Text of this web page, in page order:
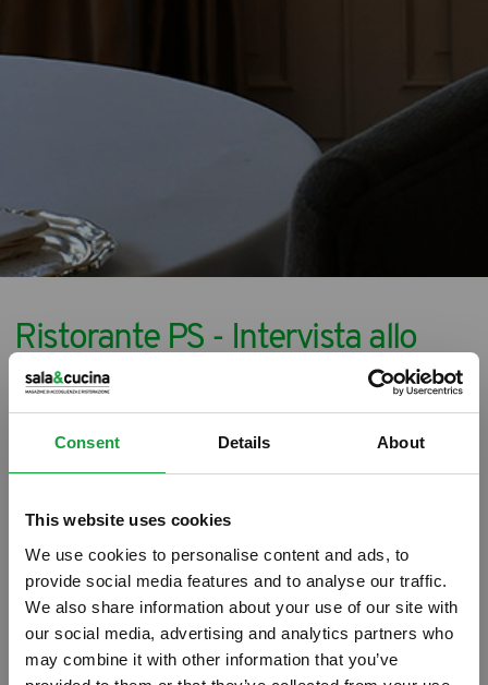
Consent Details About
This website uses cookies
We use cookies to personalise content and ads, to
provide social media features and to analyse our traffic.
We also share information about your use of our site with
our social media, advertising and analytics partners who
may combine it with other information that you’ve
Ristorante PS - Intervista allo
Chef Patron Stefano Pinciaroli
Luigi Franchi, Direttore del magazine di
accoglienza e ristorazione "sala&cucina"
intervista lo Chef Patron Stefano Pinciaroli
del celebre ristorante stellato PS di Cerreto
Guidi, in provincia di Firenze.